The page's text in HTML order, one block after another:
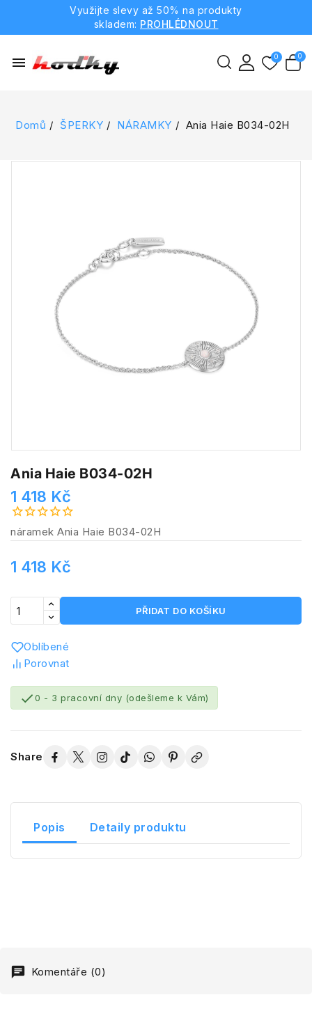
Využijte slevy až 50% na produkty
skladem: PROHLÉDNOUT
menu
Domů ŠPERKY NÁRAMKY Ania Haie B034-02H
Ania Haie B034-02H
1 418 Kč
náramek Ania Haie B034-02H
1 418 Kč
PŘIDAT DO KOŠÍKU
Oblíbené
Porovnat
0 - 3 pracovní dny (odešleme k Vám)
Share
Popis Detaily produktu
Komentáře (0)